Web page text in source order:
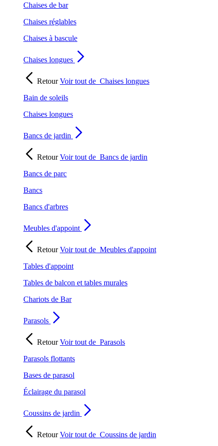
Chaises de bar
Chaises réglables
Chaises à bascule
Chaises longues
RetourVoir tout de Chaises longues
Bain de soleils
Chaises longues
Bancs de jardin
RetourVoir tout de Bancs de jardin
Bancs de parc
Bancs
Bancs d'arbres
Meubles d'appoint
RetourVoir tout de Meubles d'appoint
Tables d'appoint
Tables de balcon et tables murales
Chariots de Bar
Parasols
RetourVoir tout de Parasols
Parasols flottants
Bases de parasol
Éclairage du parasol
Coussins de jardin
RetourVoir tout de Coussins de jardin